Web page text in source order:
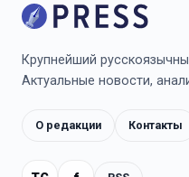
Крупнейший
Актуальные новости,
О редакции Контакты